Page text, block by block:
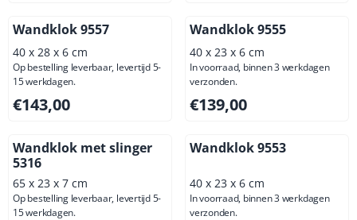
Wandklok 9557
40 x 28 x 6 cm
Op bestelling leverbaar, levertijd 5-
15 werkdagen.
Prijs: 143,00, exclusief btw: 118,18
€143,00
Wandklok 9555
40 x 23 x 6 cm
In voorraad, binnen 3 werkdagen
verzonden.
Prijs: 139,00, exclusief btw:
€139,00
Wandklok met slinger
5316
65 x 23 x 7 cm
Op bestelling leverbaar, levertijd 5-
15 werkdagen.
Wandklok 9553
40 x 23 x 6 cm
In voorraad, binnen 3 werkdagen
verzonden.